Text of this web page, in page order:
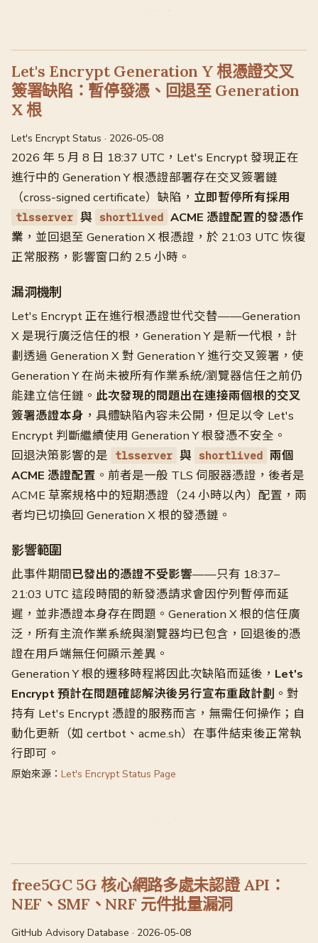
Let's Encrypt Generation Y 根憑證交叉
簽署缺陷：暫停發憑、回退至 Generation
X 根
Let's Encrypt Status · 2026-05-08
2026 年 5 月 8 日 18:37 UTC，Let's Encrypt 發現正在
進行中的 Generation Y 根憑證部署存在交叉簽署鏈
（cross-signed certificate）缺陷， 立即暫停所有採用
tlsserver 與 shortlived ACME 憑證配置的發憑作
業 ，並回退至 Generation X 根憑證，於 21:03 UTC 恢復
正常服務，影響窗口約 2.5 小時。
漏洞機制
Let's Encrypt 正在進行根憑證世代交替——Generation
X 是現行廣泛信任的根，Generation Y 是新一代根，計
劃透過 Generation X 對 Generation Y 進行交叉簽署，使
Generation Y 在尚未被所有作業系統/瀏覽器信任之前仍
能建立信任鏈。 此次發現的問題出在連接兩個根的交叉
簽署憑證本身 ，具體缺陷內容未公開，但足以令 Let's
Encrypt 判斷繼續使用 Generation Y 根發憑不安全。
回退決策影響的是
tlsserver 與 shortlived 兩個
ACME 憑證配置 。前者是一般 TLS 伺服器憑證，後者是
ACME 草案規格中的短期憑證（24 小時以內）配置，兩
者均已切換回 Generation X 根的發憑鏈。
影響範圍
此事件期間已發出的憑證不受影響——只有 18:37–
21:03 UTC 這段時間的新發憑請求會因佇列暫停而延
遲，並非憑證本身存在問題。Generation X 根的信任廣
泛，所有主流作業系統與瀏覽器均已包含，回退後的憑
證在用戶端無任何顯示差異。
Generation Y 根的遷移時程將因此次缺陷而延後， Let's
Encrypt 預計在問題確認解決後另行宣布重啟計劃 。對
持有 Let's Encrypt 憑證的服務而言，無需任何操作；自
動化更新（如 certbot、acme.sh）在事件結束後正常執
行即可。
原始來源： Let's Encrypt Status Page
free5GC 5G 核心網路多處未認證 API：
NEF、SMF、NRF 元件批量漏洞
GitHub Advisory Database · 2026-05-08